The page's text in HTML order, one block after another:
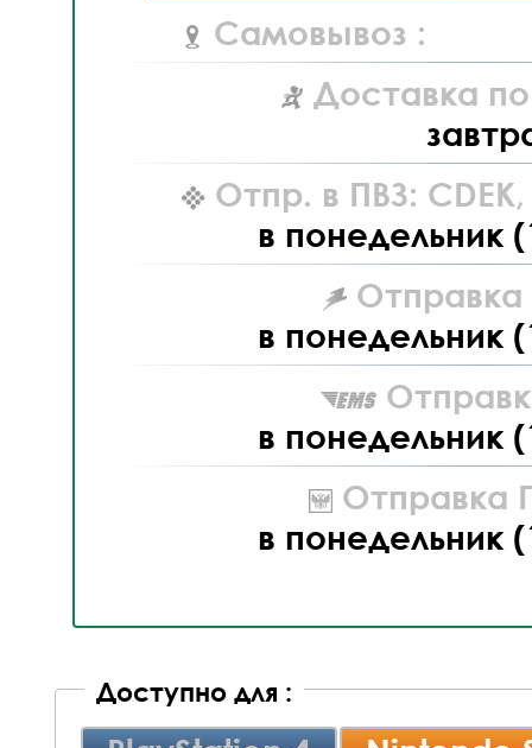
Самовывоз :
Доставка
Отпр. в ПВЗ: CDEK,
в понедельник
Отправка
в понедельник
в понедельник
Отправка
в понедельник
Доступно для :